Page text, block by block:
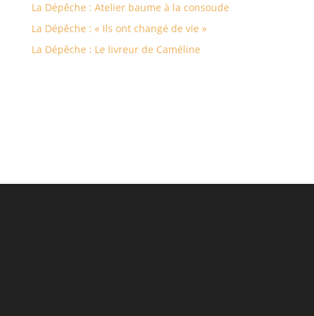
La Dépêche : Atelier baume à la consoude
La Dépêche : « Ils ont changé de vie »
La Dépêche : Le livreur de Caméline